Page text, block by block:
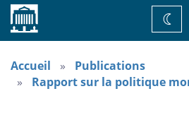
Accueil
de
Accueil
Publications
Rapport sur la politique